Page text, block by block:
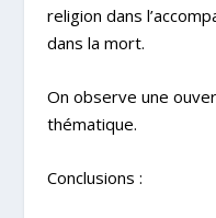
religion dans
dans la mort.
On observe une
thématique.
Conclusions :